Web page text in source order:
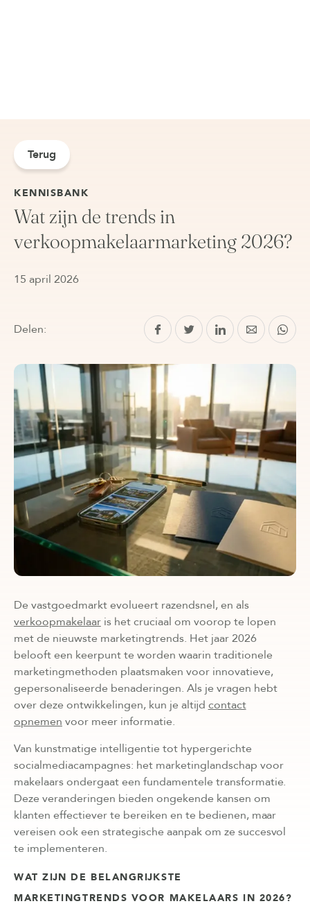
Terug
KENNISBANK
Wat zijn de trends in
verkoopmakelaarmarketing 2026?
15 april 2026
Delen:
De vastgoedmarkt evolueert razendsnel, en als
verkoopmakelaaris het cruciaal om voorop te lopen
met de nieuwste marketingtrends. Het jaar 2026
belooft een keerpunt te worden waarin traditionele
marketingmethoden plaatsmaken voor innovatieve,
gepersonaliseerde benaderingen. Als je vragen hebt
over deze ontwikkelingen, kun je altijd contact
opnemen voor meer informatie.
Van kunstmatige intelligentie tot hypergerichte
socialmediacampagnes: het marketinglandschap voor
makelaars ondergaat een fundamentele transformatie.
Deze veranderingen bieden ongekende kansen om
klanten effectiever te bereiken en te bedienen, maar
vereisen ook een strategische aanpak om ze succesvol
te implementeren.
WAT ZIJN DE BELANGRIJKSTE
MARKETINGTRENDS VOOR MAKELAARS IN 2026?